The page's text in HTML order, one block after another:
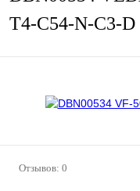
T4-C54-N-C3-D
Отзывов: 0